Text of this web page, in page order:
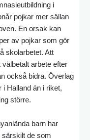
i
pojkar mer sällan
En orsak kan
av pojkar som gör
skolarbetet. Att
arbete efter
också bidra. Överlag
i Halland än i riket,
större.
barn har
de som